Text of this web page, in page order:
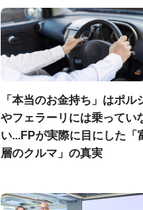
「本当のお金持ち」はポル
やフェラーリには乗ってい
い...FPが実際に目にした「
層のクルマ」の真実